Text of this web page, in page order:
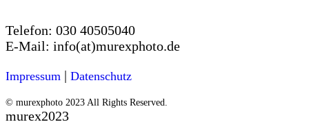
Telefon: 030 40505040
E-Mail: info(at)murexphoto.de
Impressum | Datenschutz
© murexphoto 2023 All Rights Reserved.
murex2023